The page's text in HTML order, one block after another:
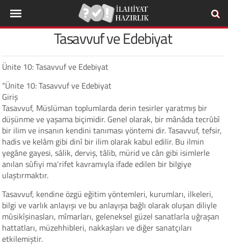
Tasavvuf ve Edebiyat
Ünite 10: Tasavvuf ve Edebiyat
“Ünite 10: Tasavvuf ve Edebiyat
Giriş
Tasavvuf, Müslüman toplumlarda derin tesirler yaratmış bir
düşünme ve yaşama biçimidir. Genel olarak, bir mânâda tecrûbî
bir ilim ve insanın kendini tanıması yöntemi dir. Tasavvuf, tefsir,
hadis ve kelâm gibi dinî bir ilim olarak kabul edilir. Bu ilmin
yegâne gayesi, sâlik, derviş, tâlib, mürid ve cân gibi isimlerle
anılan sûfiyi ma‘rifet kavramıyla ifade edilen bir bilgiye
ulaştırmaktır.
Tasavvuf, kendine özgü eğitim yöntemleri, kurumları, ilkeleri,
bilgi ve varlık anlayışı ve bu anlayışa bağlı olarak oluşan diliyle
mûsikîşinasları, mîmarları, geleneksel güzel sanatlarla uğraşan
hattatları, müzehhibleri, nakkaşları ve diğer sanatçıları
etkilemiştir.